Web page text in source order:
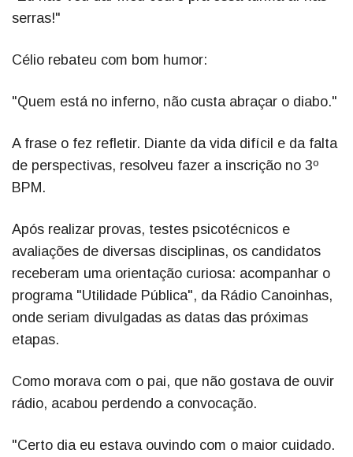
serras!"
Célio rebateu com bom humor:
"Quem está no inferno, não custa abraçar o diabo."
A frase o fez refletir. Diante da vida difícil e da falta
de perspectivas, resolveu fazer a inscrição no 3º
BPM.
Após realizar provas, testes psicotécnicos e
avaliações de diversas disciplinas, os candidatos
receberam uma orientação curiosa: acompanhar o
programa "Utilidade Pública", da Rádio Canoinhas,
onde seriam divulgadas as datas das próximas
etapas.
Como morava com o pai, que não gostava de ouvir
rádio, acabou perdendo a convocação.
"Certo dia eu estava ouvindo com o maior cuidado.